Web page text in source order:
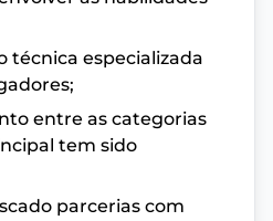
técnica especializada
entre as categorias
tem sido
parcerias com